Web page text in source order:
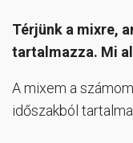
Térjünk a mixre,
tartalmazza. Mi
A mixem a
időszakból